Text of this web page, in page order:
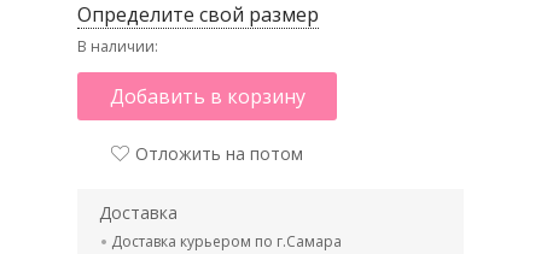
Определите свой размер
В наличии:
Добавить в корзину
Отложить на потом
Доставка
Доставка курьером по г.Самара